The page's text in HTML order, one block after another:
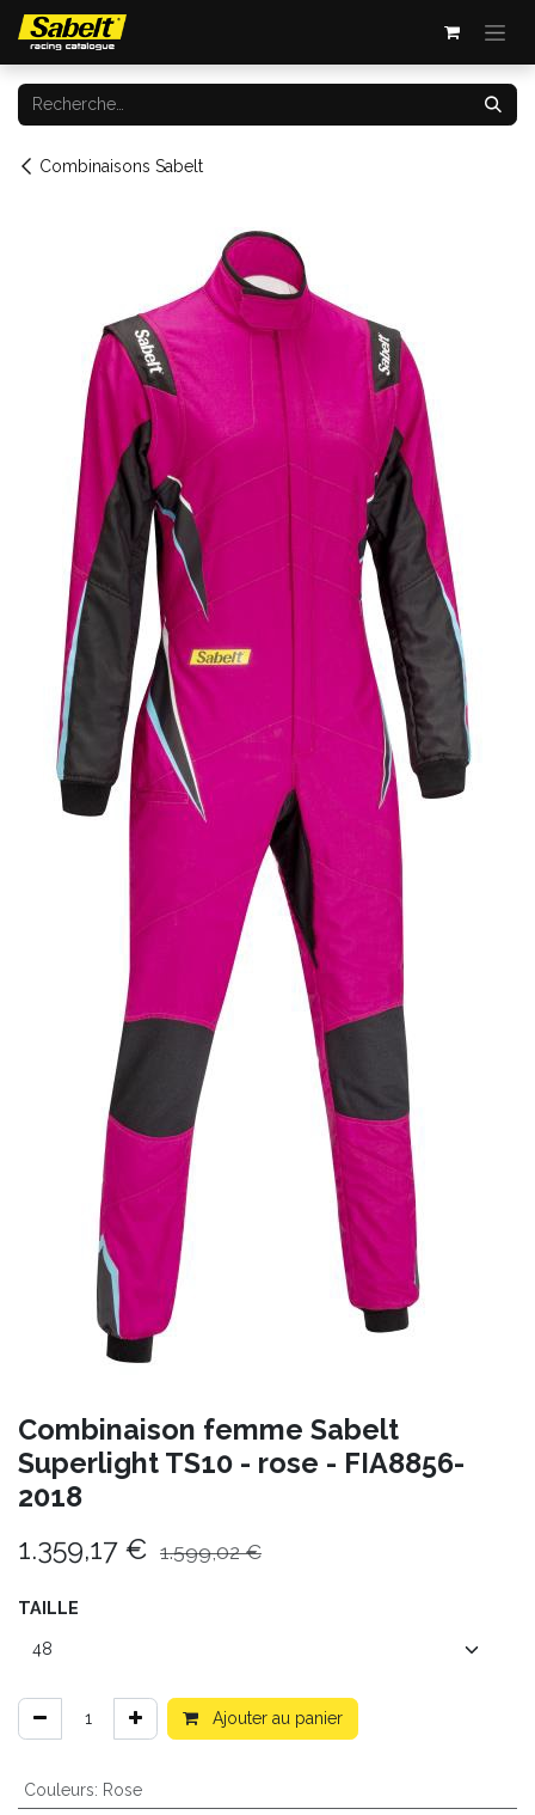
Se rendre au contenu
Combinaisons Sabelt
Combinaison femme Sabelt
Superlight TS10 - rose - FIA8856-
2018
1.359,17 € 1.599,02€
TAILLE
Ajouter au panier
Couleurs: Rose